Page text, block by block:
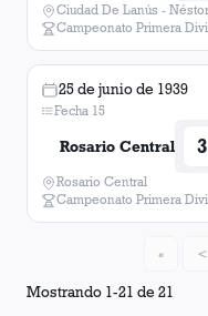
Ciudad De Lanús -
Campeonato Primera
25 de junio de 1939
Fecha 15
Rosario Central 3
Rosario Central
Campeonato Primera
Mostrando 1-21 de21
« <